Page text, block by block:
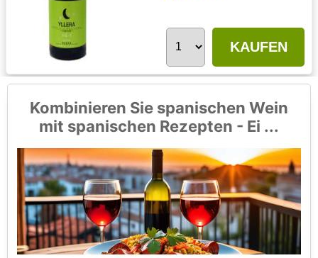
KAUFEN
Kombinieren Sie spanischen Wein
mit spanischen Rezepten - Ei ...